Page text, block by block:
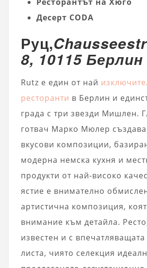
Десерт CODA
Руц,
8, 10115 Берлин
Rutz е един от най
ресторанти в Берлин и
града с три звезди Мишлен.
готвач Марко Мюлер
вкусови композиции,
модерна немска кухня и
продукти от най-високо
ястие е внимателно
артистична композиция,
внимание към детайла.
известен и с
листа, чиято селекция